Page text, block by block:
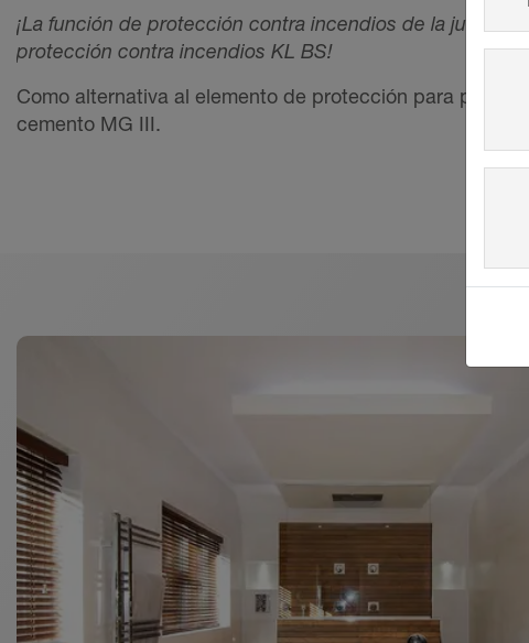
¡La función de protección contra incendios de la junta
protección contra incendios KL BS!
Como alternativa al elemento de protección para
cemento MG III.